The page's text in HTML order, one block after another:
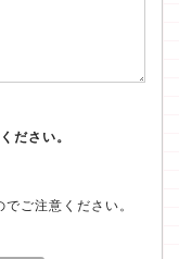
ださい。
ご注意ください。